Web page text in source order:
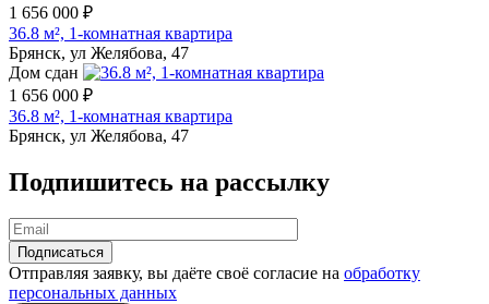
1 656 000 ₽
36.8 м², 1-комнатная квартира
Брянск, ул Желябова, 47
Дом сдан
1 656 000 ₽
36.8 м², 1-комнатная квартира
Брянск, ул Желябова, 47
Подпишитесь на рассылку
Отправляя заявку, вы даёте своё согласие на обработку
персональных данных